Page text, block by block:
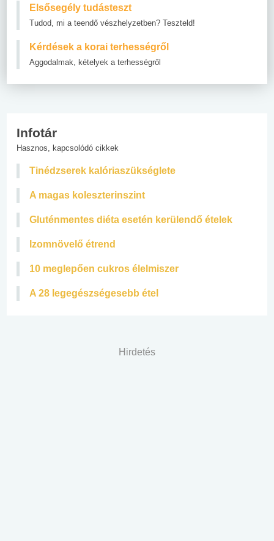
Elsősegély tudásteszt
Tudod, mi a teendő vészhelyzetben? Teszteld!
Kérdések a korai terhességről
Aggodalmak, kételyek a terhességről
Infotár
Hasznos, kapcsolódó cikkek
Tinédzserek kalóriaszükséglete
A magas koleszterinszint
Gluténmentes diéta esetén kerülendő ételek
Izomnövelő étrend
10 meglepően cukros élelmiszer
A 28 legegészségesebb étel
Hirdetés